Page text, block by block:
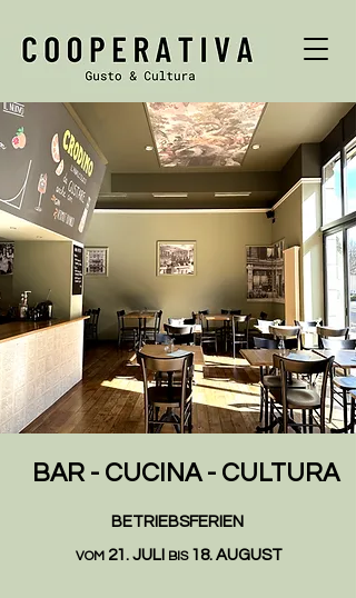
BAR - CUCINA - CULTURA
BETRIEBSFERIEN
VOM 21. JULI BIS18. AUGUST